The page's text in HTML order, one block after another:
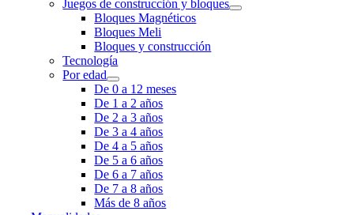
Juegos de construcción y bloques
Bloques Magnéticos
Bloques Meli
Bloques y construcción
Tecnología
Por edad
De 0 a 12 meses
De 1 a 2 años
De 2 a 3 años
De 3 a 4 años
De 4 a 5 años
De 5 a 6 años
De 6 a 7 años
De 7 a 8 años
Más de 8 años